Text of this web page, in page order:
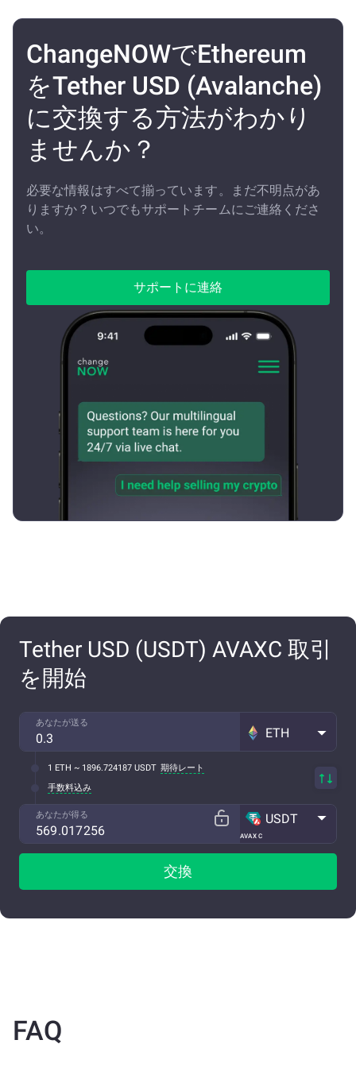
ChangeNOWでEthereum
をTether USD (Avalanche)
に交換する方法がわかり
ませんか？
必要な情報はすべて揃っています。まだ不明点があ
りますか？いつでもサポートチームにご連絡くださ
い。
サポートに連絡
Tether USD (USDT) AVAXC 取引
を開始
あなたが送る
ETH
1 ETH ~ 1896.724187 USDT 期待レート
手数料込み
あなたが得る
AVAX C
USDT
交換
FAQ